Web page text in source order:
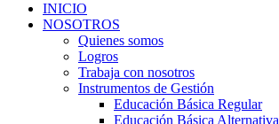
INICIO
NOSOTROS
Quienes somos
Logros
Trabaja con nosotros
Instrumentos de Gestión
Educación Básica Regular
Educación Básica Alternativa